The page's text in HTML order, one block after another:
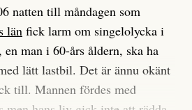
som vill bli informerade,
utmanade – och som kräver
alla.
grön och oberoende tidning.
2026Intervjun
Lundby: ”Livet i sig
ganska politiskt”
natten till måndagen som
län fick larm om singelolycka i
en man i 60-års åldern, ska ha
lätt lastbil. Det är ännu okänt
till. Mannen fördes med